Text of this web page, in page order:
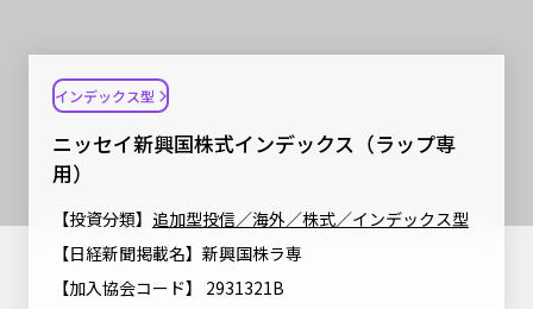
ファンド検索
ファンド比較
決算カレンダー
海外休日カレンダー
投資信託新商品のご案内
マーケット指数
マーケットレポート
大関 洋の「十字路」
ファンドレポート
資産形成ポータルTOP
資産形成サービス
Nダイレクト
Goal Navi
サステナビリティ
サステナビリティTOP
サステナビリティ経営
SDGsとは？
ニッセイアセットについて
ニッセイアセットについてTOP
最新情報
ニッセイ新興国株式インデックス（ラップ専
用）
インデックス型
【投資分類】 追加型投信／海外／株式／インデックス型
【日経新聞掲載名】新興国株ラ専
【加入協会コード】 2931321B